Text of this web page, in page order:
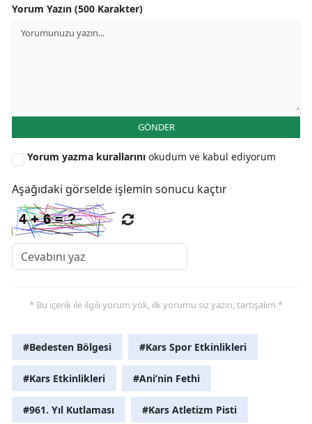
Samsun
Siirt
Sinop
Trabzon
Tunceli
Şanlıurfa
Van
Yorum Yazın (500 Karakter)
GÖNDER
Yorum yazma kurallarını okudum ve kabul ediyorum
Aşağıdaki görselde işlemin sonucu kaçtır
* Bu içerik ile ilgili yorum yok, ilk yorumu siz yazın, tartışalım *
#Bedesten Bölgesi #Kars Spor Etkinlikleri
#Kars Etkinlikleri #Ani’nin Fethi
#961. Yıl Kutlaması #Kars Atletizm Pisti